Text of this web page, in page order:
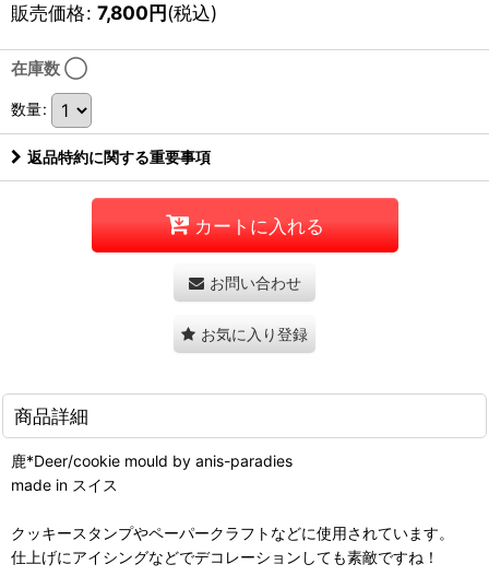
販売価格: 7,800円(税込)
在庫数 ◯
数量:
返品特約に関する重要事項
カートに入れる
お問い合わせ
お気に入り登録
商品詳細
鹿*Deer/cookie mould by anis-paradies
made in スイス
クッキースタンプやペーパークラフトなどに使用されています。
仕上げにアイシングなどでデコレーションしても素敵ですね！